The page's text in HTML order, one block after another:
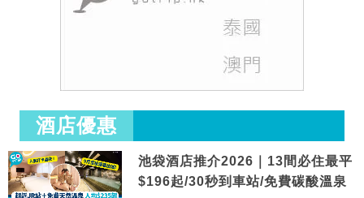
酒店優惠
池袋酒店推介2026｜13間必住最平
$196起/30秒到車站/免費碳酸溫泉